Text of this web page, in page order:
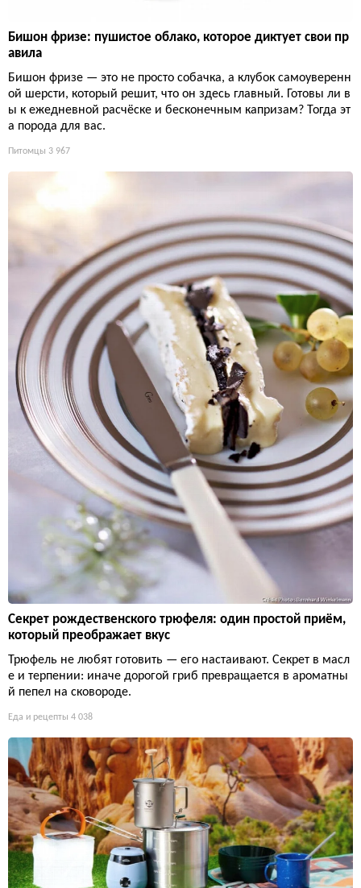
Бишон фризе: пушистое облако, которое диктует свои пр
авила
Бишон фризе — это не просто собачка, а клубок самоуверенн
ой шерсти, который решит, что он здесь главный. Готовы ли в
ы к ежедневной расчёске и бесконечным капризам? Тогда эт
а порода для вас.
Питомцы 3 967
Секрет рождественского трюфеля: один простой приём,
который преображает вкус
Трюфель не любят готовить — его настаивают. Секрет в масл
е и терпении: иначе дорогой гриб превращается в ароматны
й пепел на сковороде.
Еда и рецепты 4 038